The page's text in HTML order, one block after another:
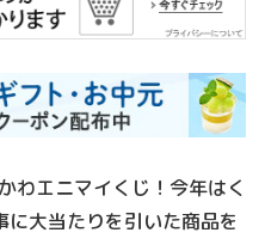
わエニマイくじ！今年はく
大当たりを引いた商品を